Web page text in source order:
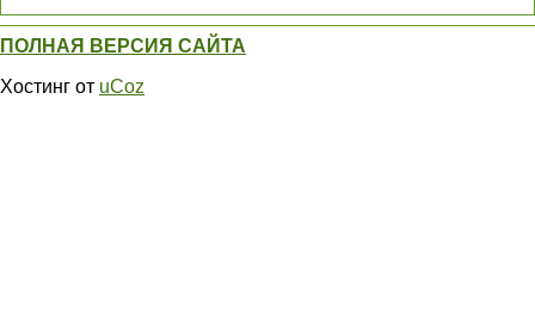
ПОЛНАЯ ВЕРСИЯ САЙТА
Хостинг от uCoz